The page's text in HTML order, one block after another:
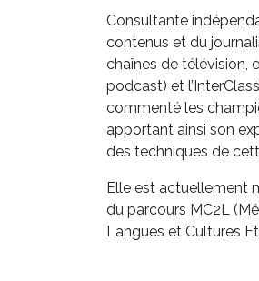
Consultante
contenus et du
chaînes de télévision,
podcast) et
commenté les
apportant ainsi son
des techniques de
Elle est actuellement
du parcours MC2L
Langues et Cultures